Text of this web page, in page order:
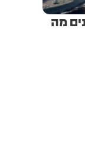
מה